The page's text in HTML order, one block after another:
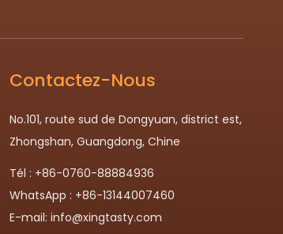
Contactez-Nous
No.101, route sud de Dongyuan, district est,
Zhongshan, Guangdong, Chine
Tél : +86-0760-88884936
WhatsApp : +86-13144007460
E-mail: info@xingtasty.com